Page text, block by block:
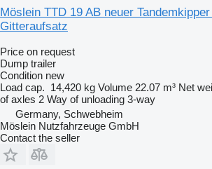
Möslein TTD 19 AB neuer
Gitteraufsatz
Price on request
Dump trailer
Condition new
Load cap. 14,420 kg Volume 22.07 m³ Net
of axles 2 Way of unloading 3-way
Germany, Schwebheim
Möslein Nutzfahrzeuge GmbH
Contact the seller